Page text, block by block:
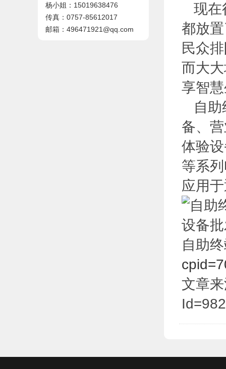
杨小姐：15019638476
传真：0757-85612017
邮箱：496471921@qq.com
现在
都放
民众
而大
享智
自助
备、
体验
等系
应用
自助
文章
Id=982